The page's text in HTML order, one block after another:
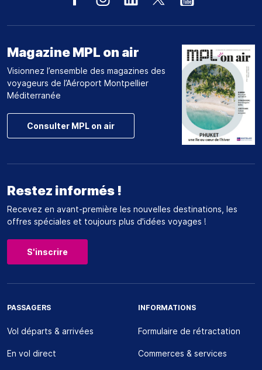
Magazine MPL on air
Visionnez l’ensemble des magazines des
voyageurs de l’Aéroport Montpellier
Méditerranée
Consulter MPL on air
Restez informés !
Recevez en avant-première les nouvelles destinations, les
offres spéciales et toujours plus d'idées voyages !
S'inscrire
PASSAGERS
Vol départs & arrivées
En vol direct
INFORMATIONS
Formulaire de rétractation
Commerces & services